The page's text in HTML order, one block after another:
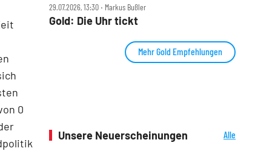
0
29.07.2026, 13:30 ‧ Markus Bußler
Gold: Die Uhr tickt
Mehr Gold Empfehlungen
Unsere Neuerscheinungen
Alle